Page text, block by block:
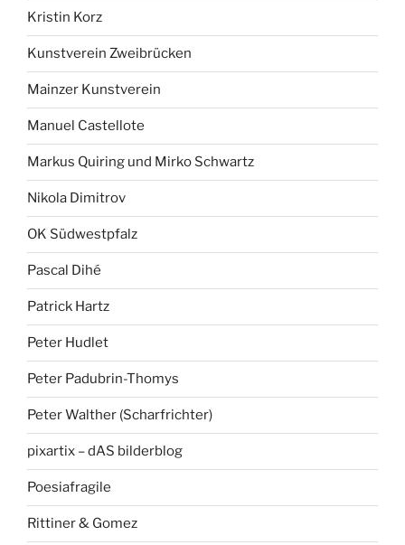
Kristin Korz
Kunstverein Zweibrücken
Mainzer Kunstverein
Manuel Castellote
Markus Quiring und Mirko Schwartz
Nikola Dimitrov
OK Südwestpfalz
Pascal Dihé
Patrick Hartz
Peter Hudlet
Peter Padubrin-Thomys
Peter Walther (Scharfrichter)
pixartix – dAS bilderblog
Poesiafragile
Rittiner & Gomez